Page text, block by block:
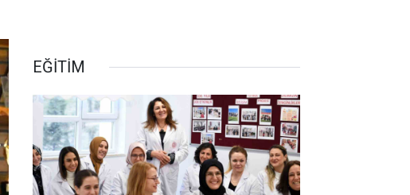
EĞİTİM